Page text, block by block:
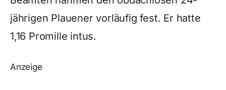
jährigen Plauener vorläufig fest. Er hatte
1,16 Promille intus.
Anzeige